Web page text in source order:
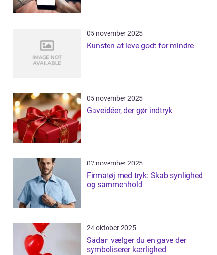
05 november 2025
Kunsten at leve godt for mindre
05 november 2025
Gaveidéer, der gør indtryk
02 november 2025
Firmatøj med tryk: Skab synlighed
og sammenhold
24 oktober 2025
Sådan vælger du en gave der
symboliserer kærlighed